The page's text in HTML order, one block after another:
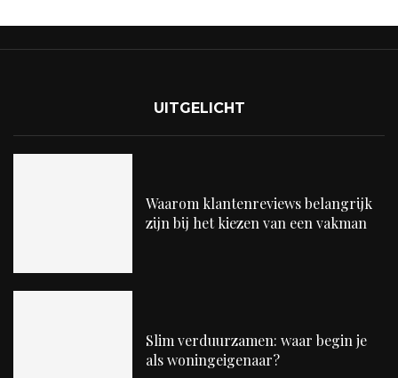
UITGELICHT
Waarom klantenreviews belangrijk
zijn bij het kiezen van een vakman
Slim verduurzamen: waar begin je
als woningeigenaar?